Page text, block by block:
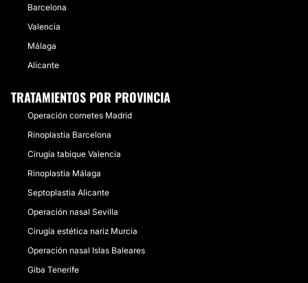
Barcelona
Valencia
Málaga
Alicante
TRATAMIENTOS POR PROVINCIA
Operación cornetes Madrid
Rinoplastia Barcelona
Cirugía tabique Valencia
Rinoplastia Málaga
Septoplastia Alicante
Operación nasal Sevilla
Cirugía estética nariz Murcia
Operación nasal Islas Baleares
Giba Tenerife